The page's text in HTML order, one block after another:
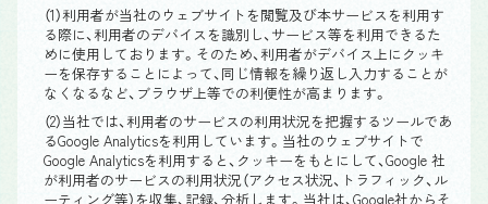
（1）利用者が当社のウェブサイトを閲覧及び本サービスを利用す
る際に、利用者のデバイスを識別し、サービス等を利用できるた
めに使用しております。そのため、利用者がデバイス上にクッキ
ーを保存することによって、同じ情報を繰り返し入力することが
なくなるなど、ブラウザ上等での利便性が高まります。
（2）当社では、利用者のサービスの利用状況を把握するツールであ
るGoogle Analyticsを利用しています。当社のウェブサイトで
Google Analyticsを利用すると、クッキーをもとにして、Google 社
が利用者のサービスの利用状況（アクセス状況、トラフィック、ル
ーティング等）を収集、記録、分析します。当社は、Google社からそ